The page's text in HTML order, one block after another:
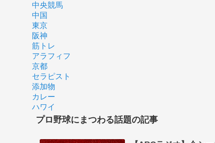
中央競馬
中国
東京
阪神
筋トレ
アラフィフ
京都
セラピスト
添加物
カレー
ハワイ
プロ野球にまつわる話題の記事